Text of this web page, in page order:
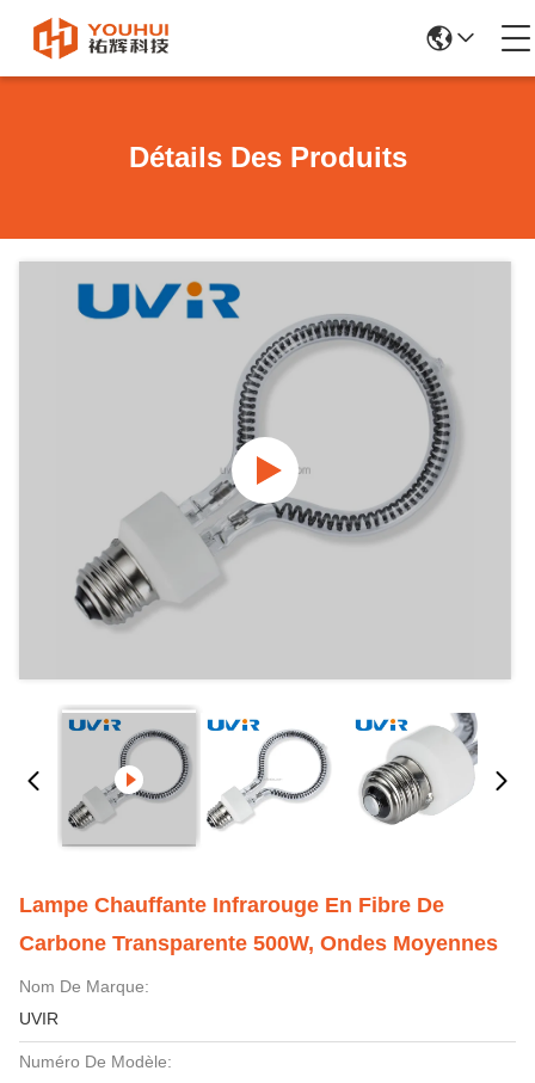
Détails Des Produits
Lampe Chauffante Infrarouge En Fibre De
Carbone Transparente 500W, Ondes Moyennes
Nom De Marque:
UVIR
Numéro De Modèle: